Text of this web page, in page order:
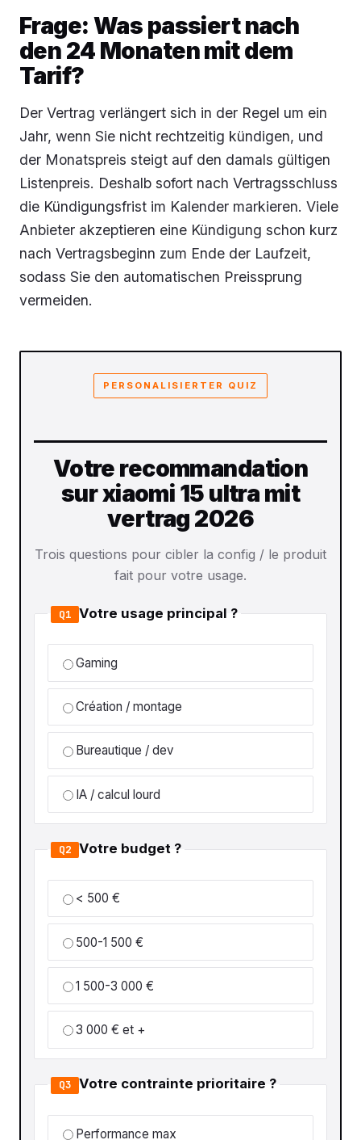
Frage: Was passiert nach
den 24 Monaten mit dem
Tarif?
Der Vertrag verlängert sich in der Regel um ein
Jahr, wenn Sie nicht rechtzeitig kündigen, und
der Monatspreis steigt auf den damals gültigen
Listenpreis. Deshalb sofort nach Vertragsschluss
die Kündigungsfrist im Kalender markieren. Viele
Anbieter akzeptieren eine Kündigung schon kurz
nach Vertragsbeginn zum Ende der Laufzeit,
sodass Sie den automatischen Preissprung
vermeiden.
PERSONALISIERTER QUIZ
Votre recommandation
sur xiaomi 15 ultra mit
vertrag 2026
Trois questions pour cibler la config / le produit
fait pour votre usage.
Q1 Votre usage principal ?
Gaming
Création / montage
Bureautique / dev
IA / calcul lourd
Q2 Votre budget ?
< 500 €
500-1 500 €
1 500-3 000 €
3 000 € et +
Q3 Votre contrainte prioritaire ?
Performance max